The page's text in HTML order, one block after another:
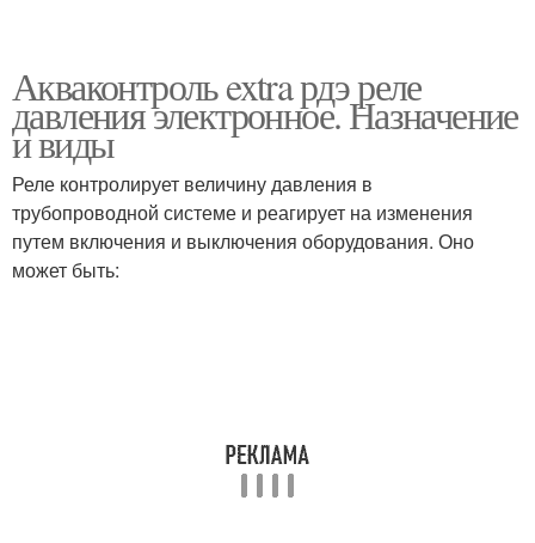
Акваконтроль extra рдэ реле
давления электронное. Назначение
и виды
Реле контролирует величину давления в
трубопроводной системе и реагирует на изменения
путем включения и выключения оборудования. Оно
может быть: